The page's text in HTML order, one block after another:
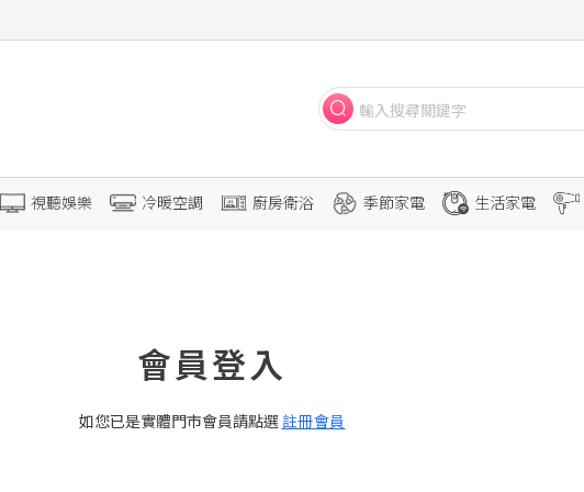
視聽娛樂 冷暖空調 廚房衛浴 季節家電 生活家電
會員登入
如您已是實體門市會員請點選註冊會員